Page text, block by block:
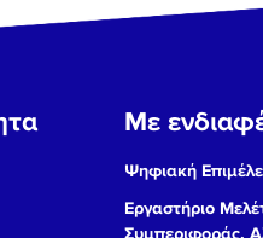
Με
Ψηφιακή
Εργαστήριο